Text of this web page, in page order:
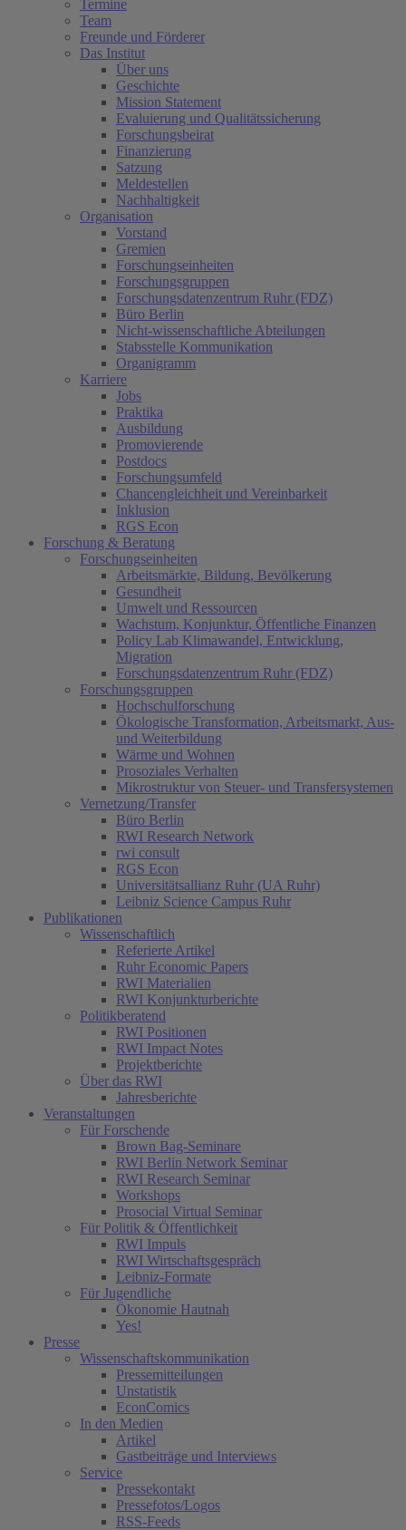
Termine
Team
Freunde und Förderer
Das Institut
Über uns
Geschichte
Mission Statement
Evaluierung und Qualitätssicherung
Forschungsbeirat
Finanzierung
Satzung
Meldestellen
Nachhaltigkeit
Organisation
Vorstand
Gremien
Forschungseinheiten
Forschungsgruppen
Forschungsdatenzentrum Ruhr (FDZ)
Büro Berlin
Nicht-wissenschaftliche Abteilungen
Stabsstelle Kommunikation
Organigramm
Karriere
Jobs
Praktika
Ausbildung
Promovierende
Postdocs
Forschungsumfeld
Chancengleichheit und Vereinbarkeit
Inklusion
RGS Econ
Forschung & Beratung
Forschungseinheiten
Arbeitsmärkte, Bildung, Bevölkerung
Gesundheit
Umwelt und Ressourcen
Wachstum, Konjunktur, Öffentliche Finanzen
Policy Lab Klimawandel, Entwicklung,
Migration
Forschungsdatenzentrum Ruhr (FDZ)
Forschungsgruppen
Hochschulforschung
Ökologische Transformation, Arbeitsmarkt, Aus-
und Weiterbildung
Wärme und Wohnen
Prosoziales Verhalten
Mikrostruktur von Steuer- und Transfersystemen
Vernetzung/Transfer
Büro Berlin
RWI Research Network
rwi consult
RGS Econ
Universitätsallianz Ruhr (UA Ruhr)
Leibniz Science Campus Ruhr
Publikationen
Wissenschaftlich
Referierte Artikel
Ruhr Economic Papers
RWI Materialien
RWI Konjunkturberichte
Politikberatend
RWI Positionen
RWI Impact Notes
Projektberichte
Über das RWI
Jahresberichte
Veranstaltungen
Für Forschende
Brown Bag-Seminare
RWI Berlin Network Seminar
RWI Research Seminar
Workshops
Prosocial Virtual Seminar
Für Politik & Öffentlichkeit
RWI Impuls
RWI Wirtschaftsgespräch
Leibniz-Formate
Für Jugendliche
Ökonomie Hautnah
Yes!
Presse
Wissenschaftskommunikation
Pressemitteilungen
Unstatistik
EconComics
In den Medien
Artikel
Gastbeiträge und Interviews
Service
Pressekontakt
Pressefotos/Logos
RSS-Feeds